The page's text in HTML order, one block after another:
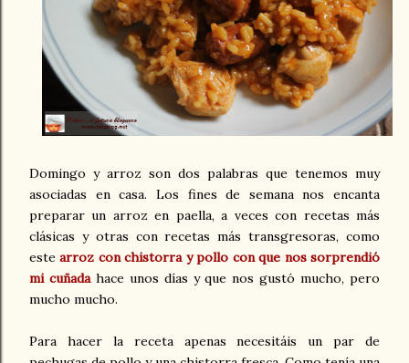
Domingo y arroz son dos palabras que tenemos muy
asociadas en casa. Los fines de semana nos encanta
preparar un arroz en paella, a veces con recetas más
clásicas y otras con recetas más transgresoras, como
estearroz con chistorra y pollo con que nos sorprendió
mi cuñada hace unos días y que nos gustó mucho, pero
mucho mucho.
Para hacer la receta apenas necesitáis un par de